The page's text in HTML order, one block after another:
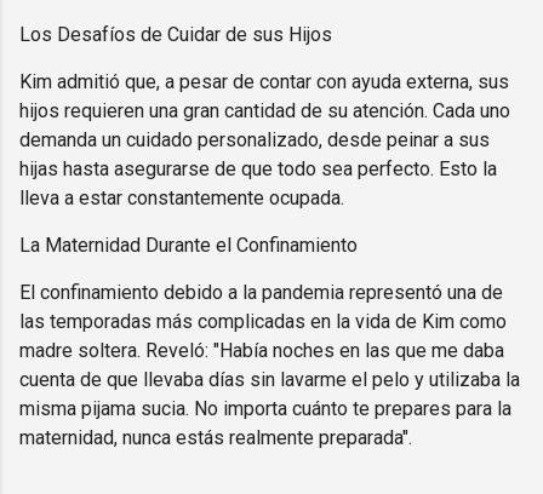
Los Desafíos de Cuidar de sus Hijos
Kim admitió que, a pesar de contar con ayuda externa, sus
hijos requieren una gran cantidad de su atención. Cada uno
demanda un cuidado personalizado, desde peinar a sus
hijas hasta asegurarse de que todo sea perfecto. Esto la
lleva a estar constantemente ocupada.
La Maternidad Durante el Confinamiento
El confinamiento debido a la pandemia representó una de
las temporadas más complicadas en la vida de Kim como
madre soltera. Reveló: "Había noches en las que me daba
cuenta de que llevaba días sin lavarme el pelo y utilizaba la
misma pijama sucia. No importa cuánto te prepares para la
maternidad, nunca estás realmente preparada".